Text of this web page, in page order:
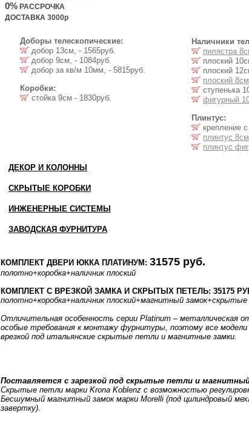
0% РАССРОЧКА
ДОСТАВКА 3000р
Доборы телескопические:
добор 13см, - 1565руб.
добор 9см, - 1084руб.
добор за кв/м 10мм, - 5815руб.
Коробки:
стойка 9см - 1830руб.
Наличники
пилястра
плоский
плоский
плоский
ступенька
фигурный
Плинтус:
крепление
плинтус 8см
плинтус
ДЕКОР И КОЛОННЫ
СКРЫТЫЕ КОРОБКИ
ИНЖЕНЕРНЫЕ СИСТЕМЫ
ЗАВОДСКАЯ ФУРНИТУРА
КОМПЛЕКТ ДВЕРИ ЮККА ПЛАТИНУМ: 31575 руб.
полотно+коробка+наличник плоский
КОМПЛЕКТ С ВРЕЗКОЙ ЗАМКА И СКРЫТЫХ ПЕТЕЛЬ: 35175
полотно+коробка+наличник плоский+магнитный
Отличительная особенность серии Platinum – металлическая
особые требования к монтажу фурнитуры, поэтому все модели
врезкой под итальянские скрытые петли и магнитные замки.
Поставляется с зарезкой под скрытые петли и
Скрытые петли марки Krona Koblenz с возможностью
Бесшумный магнитный замок марки Morelli (под цилиндровый
завертку).